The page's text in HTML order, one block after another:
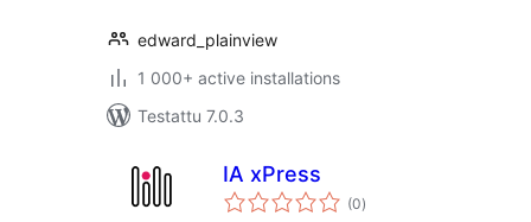
edward_plainview
1 000+ active installations
Testattu 7.0.3
IA xPress
(0arvosanat
yhteensä
)